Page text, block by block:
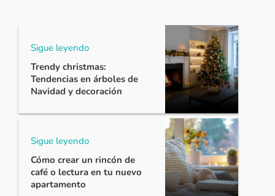
Sigue leyendo
Trendy christmas:
Tendencias en árboles de
Navidad y decoración
Sigue leyendo
Cómo crear un rincón de
café o lectura en tu nuevo
apartamento